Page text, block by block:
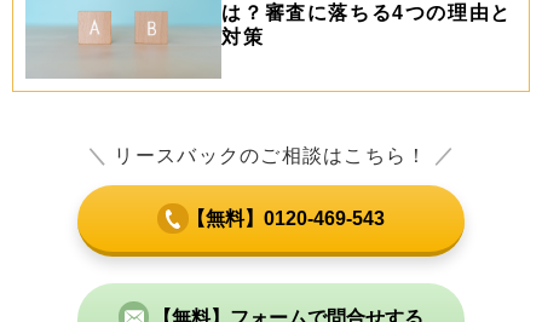
は？審査に落ちる4つの理由と
対策
＼ リースバックのご相談はこちら！ ／
【無料】0120-469-543
【無料】フォームで問合せする